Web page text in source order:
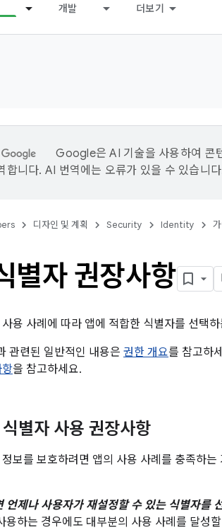
개발 더보기
Google은 AI 기술을 사용하여 콘
합니다. AI 번역에는 오류가 있을 수 있습니
디자인 및 계획 Security Identity
별자 권장사항
용 사례에 따라 앱에 적합한 식별자를 선택
관련된 일반적인 내용은 권한 개요를 참고하
을 참고하세요.
별자 사용 권장사항
보를 보호하려면 앱의 사용 사례를 충족하
언제나 사용자가 재설정할 수 있는 식별자를
용하는 경우에도 대부분의 사용 사례를 달성